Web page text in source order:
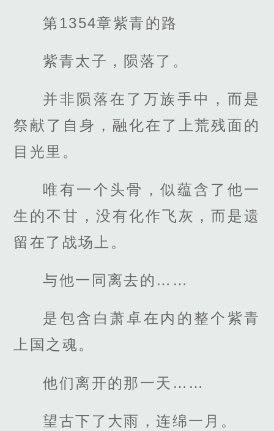
第1354章紫青的路
紫青太子，陨落了。
并非陨落在了万族手中，而是
祭献了自身，融化在了上荒残面的
目光里。
唯有一个头骨，似蕴含了他一
生的不甘，没有化作飞灰，而是遗
留在了战场上。
与他一同离去的……
是包含白萧卓在内的整个紫青
上国之魂。
他们离开的那一天……
望古下了大雨，连绵一月。